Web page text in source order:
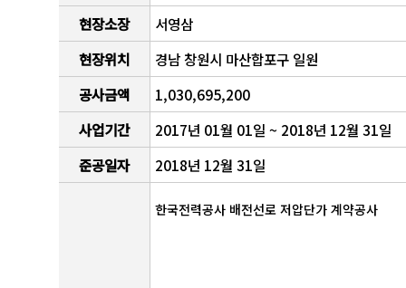
현장소장
서영삼
현장위치
경남 창원시 마산합포구 일원
공사금액
1,030,695,200
사업기간
2017년 01월 01일 ~ 2018년 12월 31일
준공일자
2018년 12월 31일
한국전력공사 배전선로 저압단가 계약공사